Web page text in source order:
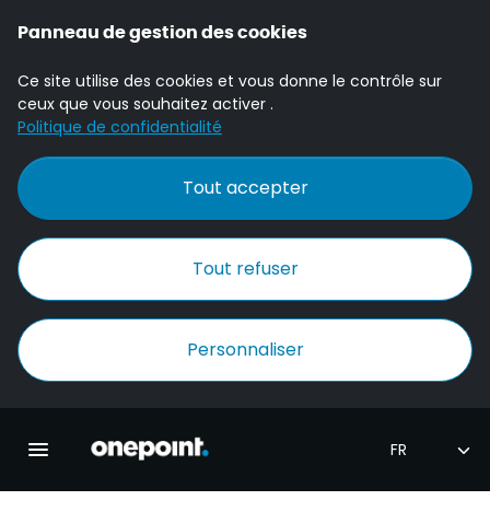
Panneau de gestion des cookies
Ce site utilise des cookies et vous donne le contrôle sur
ceux que vous souhaitez activer .
Politique de confidentialité
Tout accepter
Tout refuser
Personnaliser
Accueil Onepoint